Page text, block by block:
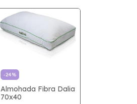
-24%
Almohada Fibra Dalia
70x40